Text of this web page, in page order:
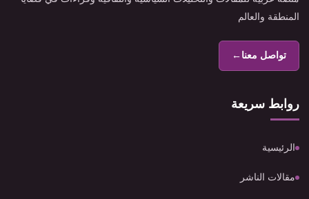
المنطقة والعالم
تواصل معنا←
روابط سريعة
الرئيسية
مقالات الناشر